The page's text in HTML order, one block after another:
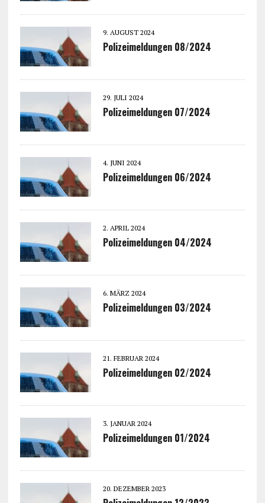
9. AUGUST 2024
Polizeimeldungen 08/2024
29. JULI 2024
Polizeimeldungen 07/2024
4. JUNI 2024
Polizeimeldungen 06/2024
2. APRIL 2024
Polizeimeldungen 04/2024
6. MÄRZ 2024
Polizeimeldungen 03/2024
21. FEBRUAR 2024
Polizeimeldungen 02/2024
3. JANUAR 2024
Polizeimeldungen 01/2024
20. DEZEMBER 2023